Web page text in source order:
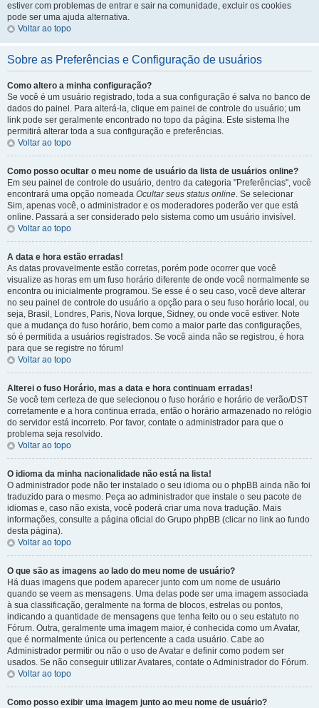
estiver com problemas de entrar e sair na comunidade, excluir os cookies
pode ser uma ajuda alternativa.
Voltar ao topo
Sobre as Preferências e Configuração de usuários
Como altero a minha configuração?
Se você é um usuário registrado, toda a sua configuração é salva no banco de
dados do painel. Para alterá-la, clique em painel de controle do usuário; um
link pode ser geralmente encontrado no topo da página. Este sistema lhe
permitirá alterar toda a sua configuração e preferências.
Voltar ao topo
Como posso ocultar o meu nome de usuário da lista de usuários online?
Em seu painel de controle do usuário, dentro da categoria "Preferências", você
encontrará uma opção nomeada Ocultar seus status online. Se selecionar
Sim, apenas você, o administrador e os moderadores poderão ver que está
online. Passará a ser considerado pelo sistema como um usuário invisível.
Voltar ao topo
A data e hora estão erradas!
As datas provavelmente estão corretas, porém pode ocorrer que você
visualize as horas em um fuso horário diferente de onde você normalmente se
encontra ou inicialmente programou. Se esse é o seu caso, você deve alterar
no seu painel de controle do usuário a opção para o seu fuso horário local, ou
seja, Brasil, Londres, Paris, Nova Iorque, Sidney, ou onde você estiver. Note
que a mudança do fuso horário, bem como a maior parte das configurações,
só é permitida a usuários registrados. Se você ainda não se registrou, é hora
para que se registre no fórum!
Voltar ao topo
Alterei o fuso Horário, mas a data e hora continuam erradas!
Se você tem certeza de que selecionou o fuso horário e horário de verão/DST
corretamente e a hora continua errada, então o horário armazenado no relógio
do servidor está incorreto. Por favor, contate o administrador para que o
problema seja resolvido.
Voltar ao topo
O idioma da minha nacionalidade não está na lista!
O administrador pode não ter instalado o seu idioma ou o phpBB ainda não foi
traduzido para o mesmo. Peça ao administrador que instale o seu pacote de
idiomas e, caso não exista, você poderá criar uma nova tradução. Mais
informações, consulte a página oficial do Grupo phpBB (clicar no link ao fundo
desta página).
Voltar ao topo
O que são as imagens ao lado do meu nome de usuário?
Há duas imagens que podem aparecer junto com um nome de usuário
quando se veem as mensagens. Uma delas pode ser uma imagem associada
à sua classificação, geralmente na forma de blocos, estrelas ou pontos,
indicando a quantidade de mensagens que tenha feito ou o seu estatuto no
Fórum. Outra, geralmente uma imagem maior, é conhecida como um Avatar,
que é normalmente única ou pertencente a cada usuário. Cabe ao
Administrador permitir ou não o uso de Avatar e definir como podem ser
usados. Se não conseguir utilizar Avatares, contate o Administrador do Fórum.
Voltar ao topo
Como posso exibir uma imagem junto ao meu nome de usuário?